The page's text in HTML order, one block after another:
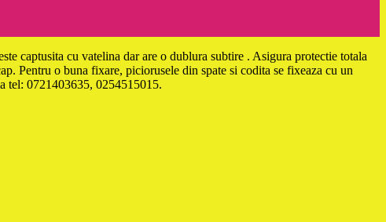
captusita cu vatelina dar are o dublura subtire . Asigura protectie totala
Pentru o buna fixare, piciorusele din spate si codita se fixeaza cu un
tel: 0721403635, 0254515015.